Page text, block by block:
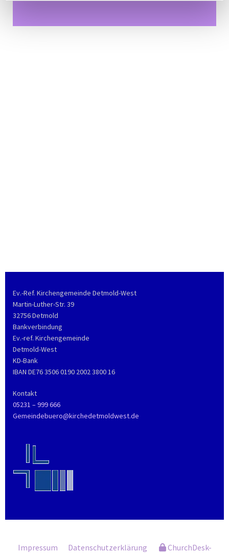
Ev.-Ref. Kirchengemeinde Detmold-West
Martin-Luther-Str. 39
32756 Detmold
Bankverbindung
Ev.-ref. Kirchengemeinde
Detmold-West
KD-Bank
IBAN DE76 3506 0190 2002 3800 16
Kontakt
05231 – 999 666
Gemeindebuero@kirchedetmoldwest.de
Impressum Datenschutzerklärung ChurchDesk-